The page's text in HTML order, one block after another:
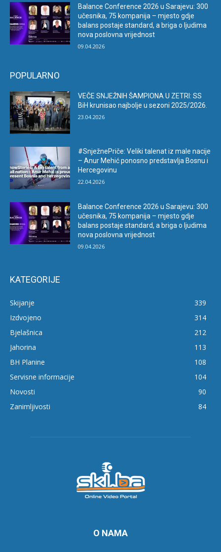
Balance Conference 2026 u Sarajevu: 300
učesnika, 75 kompanija – mjesto gdje
balans postaje standard, a briga o ljudima
nova poslovna vrijednost
09.04.2026
POPULARNO
VEČE SNJEŽNIH ŠAMPIONA U ZETRI: SS
BiH krunisao najbolje u sezoni 2025/2026.
23.04.2026
#SnježnePriče: Veliki talenat iz male nacije
– Anur Mehić ponosno predstavlja Bosnu i
Hercegovinu
22.04.2026
Balance Conference 2026 u Sarajevu: 300
učesnika, 75 kompanija – mjesto gdje
balans postaje standard, a briga o ljudima
nova poslovna vrijednost
09.04.2026
KATEGORIJE
Skijanje
339
Izdvojeno
314
Bjelašnica
212
Jahorina
113
BH Planine
108
Servisne informacije
104
Novosti
90
Zanimljivosti
84
O NAMA